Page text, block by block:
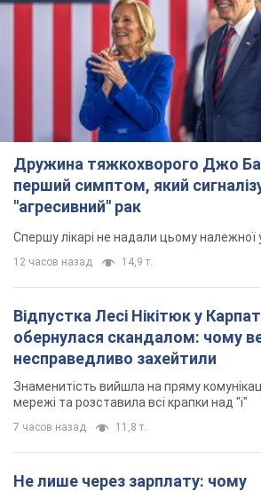
Дружина тяжкохворого Джо
перший симптом, який
"агресивний" рак
Спершу лікарі не надали цьому належної
12 часов назад 14,9 т.
Відпустка Лесі Нікітюк у
обернулася скандалом: чому
несправедливо захейтили
Знаменитість вийшла на пряму
мережі та розставила всі крапки над "і"
7 часов назад 11,8 т.
Не лише через зарплату: чому